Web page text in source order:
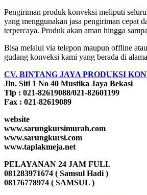
Pengiriman produk konveksi meliputi
yang menggunakan jasa pengiriman cepat
terpercaya. Produk akan aman hingga
Bisa melalui via telepon maupun offline
gudang konveksi kami yang berada di
CV. BINTANG JAYA PRODUKSI
Jln. Siti 1 No 40 Mustika Jaya Bekasi
Tlp : 021-82619088/021-82601199
Fax : 021-82619089
website
www.sarungkursimurah.com
www.sarungkursi.com
www.taplakmeja.net
PELAYANAN 24 JAM FULL
081283971674 ( Samsul Hadi )
08176778974 ( SAMSUL )